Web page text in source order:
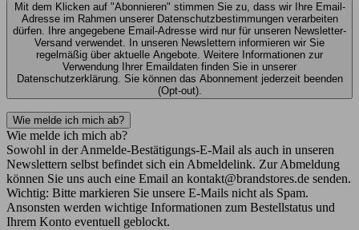
Mit dem Klicken auf "Abonnieren" stimmen Sie zu, dass wir Ihre Email-
Adresse im Rahmen unserer Datenschutzbestimmungen verarbeiten
dürfen. Ihre angegebene Email-Adresse wird nur für unseren Newsletter-
Versand verwendet. In unseren Newslettern informieren wir Sie
regelmäßig über aktuelle Angebote. Weitere Informationen zur
Verwendung Ihrer Emaildaten finden Sie in unserer
Datenschutzerklärung. Sie können das Abonnement jederzeit beenden
(Opt-out).
Wie melde ich mich ab?
Wie melde ich mich ab?
Sowohl in der Anmelde-Bestätigungs-E-Mail als auch in unseren
Newslettern selbst befindet sich ein Abmeldelink. Zur Abmeldung
können Sie uns auch eine Email an kontakt@brandstores.de senden.
Wichtig: Bitte markieren Sie unsere E-Mails nicht als Spam.
Ansonsten werden wichtige Informationen zum Bestellstatus und
Ihrem Konto eventuell geblockt.